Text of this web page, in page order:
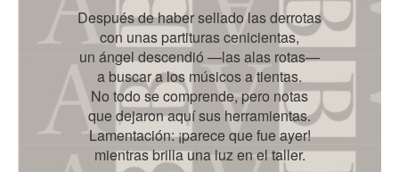
Después de haber sellado las derrotas
con unas partituras cenicientas,
un ángel descendió —las alas rotas—
a buscar a los músicos a tientas.
No todo se comprende, pero notas
que dejaron aquí sus herramientas.
Lamentación: ¡parece que fue ayer!
mientras brilla una luz en el taller.